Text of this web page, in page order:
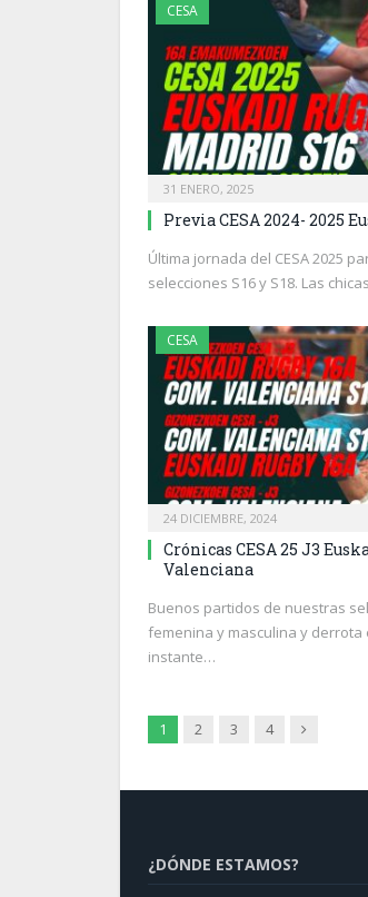
CESA
31 ENERO, 2025
Previa CESA 2024- 2025
Última jornada del CESA 2025
selecciones S16 y S18. Las
CESA
24 DICIEMBRE, 2024
Crónicas CESA 25 J3
Valenciana
Buenos partidos de nuestras
femenina y masculina y derrota
instante…
1 2 3 4 Next
¿DÓNDE ESTAMOS?